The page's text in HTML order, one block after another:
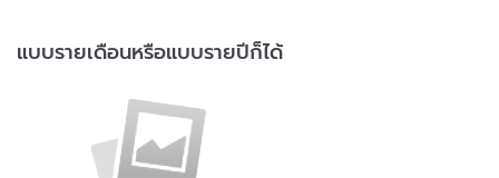
แบบรายเดือนหรือแบบรายปีก็ได้